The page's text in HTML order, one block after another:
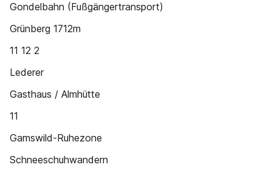
Gondelbahn (Fußgängertransport)
Grünberg 1712m
11 12 2
Lederer
Gasthaus / Almhütte
11
Gamswild-Ruhezone
Schneeschuhwandern